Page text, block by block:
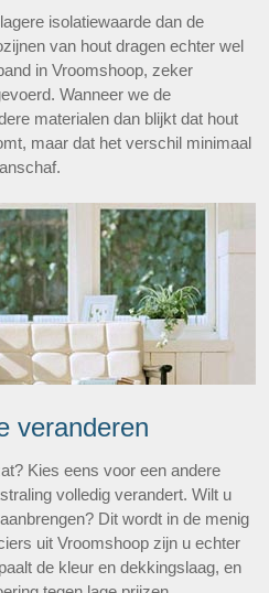
isolatiewaarde dan de
van hout dragen echter wel
in Vroomshoop, zeker
Wanneer we de
materialen dan blijkt dat hout
maar dat het verschil minimaal
veranderen
Kies eens voor een andere
volledig verandert. Wilt u
Dit wordt in de menig
uit Vroomshoop zijn u echter
de kleur en dekkingslaag, en